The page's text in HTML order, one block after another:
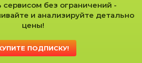
сервисом без ограничений -
и анализируйте детально
цены!
ПОДПИСКУ!